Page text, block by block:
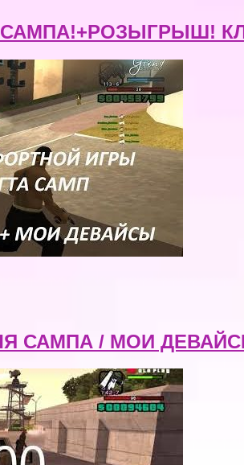
САМПА / МОИ